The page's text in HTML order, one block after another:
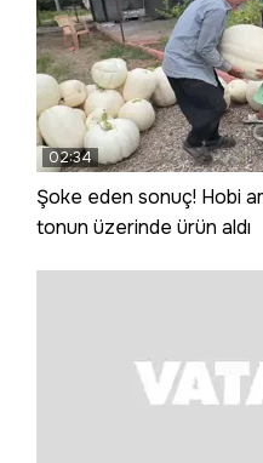
02:34
Şoke eden sonuç! Hobi
tonun üzerinde ürün aldı